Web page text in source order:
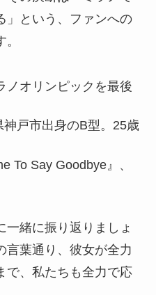
」という、ファンへの
ノオリンピックを最後
神戸市出身のB型。25歳
To Say Goodbye』、
一緒に振り返りましょ
言葉通り、彼女が全力
で、私たちも全力で応